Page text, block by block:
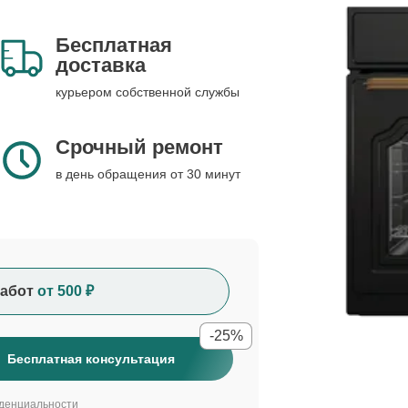
Бесплатная
доставка
курьером собственной службы
Срочный ремонт
в день обращения от 30 минут
от 500 ₽
Бесплатная консультация
-25%